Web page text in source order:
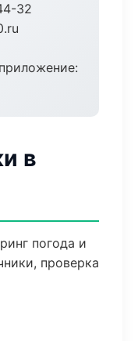
32
в
погода и
проверка